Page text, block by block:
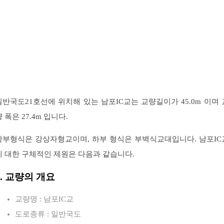
반국도21호선에 위치해 있는 남포IC교는 교량길이가 45.0m 이며
폭은 27.4m 입니다.
부형식은 강상자형교이며, 하부 형식은 부벽식교대입니다. 남포IC
대한 구체적인 제원은 다음과 같습니다.
교량의 개요
교량명 : 남포IC교
도로종류 : 일반국도